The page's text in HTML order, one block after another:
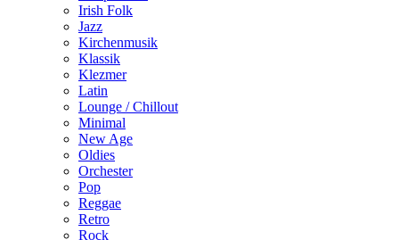
Irish Folk
Jazz
Kirchenmusik
Klassik
Klezmer
Latin
Lounge / Chillout
Minimal
New Age
Oldies
Orchester
Pop
Reggae
Retro
Rock